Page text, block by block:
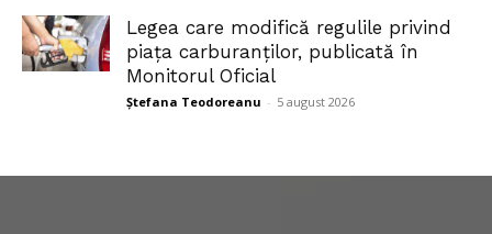
Legea care modifică regulile privind
piața carburanților, publicată în
Monitorul Oficial
Ștefana Teodoreanu - 5 august 2026